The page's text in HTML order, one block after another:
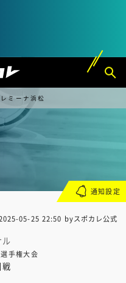
ミーナ浜松
05-25 22:50 byスポカレ公式
ル
手権大会
通知設定